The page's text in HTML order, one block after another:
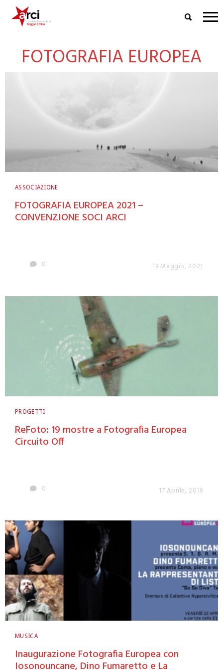
FOTOGRAFIA EUROPEA
ASSOCIAZIONE
FOTOGRAFIA EUROPEA 2021 –
CONVENZIONE SOCI ARCI
0 19 Maggio, 2021
PROGETTI
ReFoto: 19 mostre a Fotografia Europea
Circuito Off
0 17 Aprile, 2019
MUSICA
Inaugurazione Fotografia Europea con
Iosonouncane, Dino Fumaretto e La